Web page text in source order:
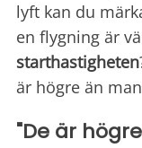
lyft kan du
en flygning är
starthastigheten
är högre än
"De är